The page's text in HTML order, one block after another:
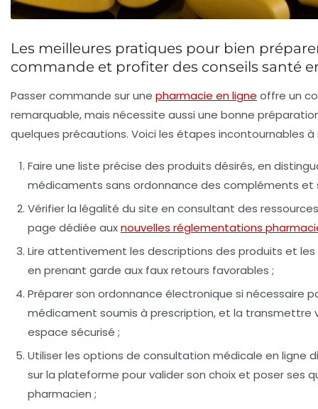
Les meilleures pratiques pour bien
commande et profiter des conseils santé
Passer commande sur une pharmacie en ligne offre un
remarquable, mais nécessite aussi une bonne
quelques précautions. Voici les étapes incontournables
Faire une liste précise des produits désirés, en
médicaments sans ordonnance des compléments et
Vérifier la légalité du site en consultant des
page dédiée auxnouvelles réglementations
Lire attentivement les descriptions des produits et les
en prenant garde aux faux retours favorables ;
Préparer son ordonnance électronique si nécessaire
médicament soumis à prescription, et la transmettre
espace sécurisé ;
Utiliser les options de consultation médicale en ligne
sur la plateforme pour valider son choix et poser ses
pharmacien ;